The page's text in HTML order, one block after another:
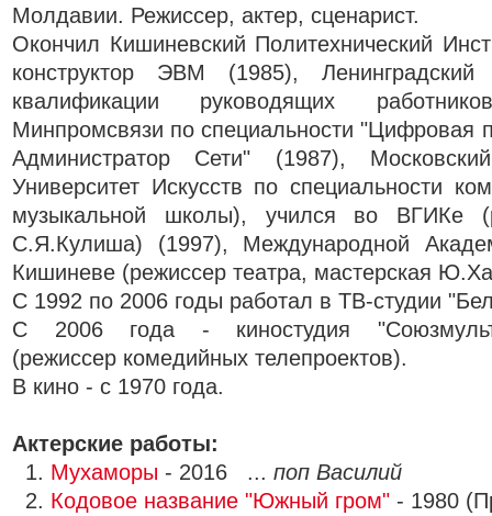
Молдавии. Режиссер, актер, сценарист.
Окончил Кишиневский Политехнический
конструктор ЭВМ (1985),
квалификации руководящих
Минпромсвязи по специальности "Цифровая
Администратор Сети" (1987),
Университет Искусств по специальности
музыкальной школы), учился во ВГИКе
С.Я.Кулиша) (1997), Международной
Кишиневе (режиссер театра, мастерская
С 1992 по 2006 годы работал в ТВ-студии
С 2006 года - киностудия
(режиссер комедийных телепроектов).
В кино - с 1970 года.
Актерские работы:
1. Мухаморы - 2016 ... поп Василий
2. Кодовое название "Южный гром" - 1980